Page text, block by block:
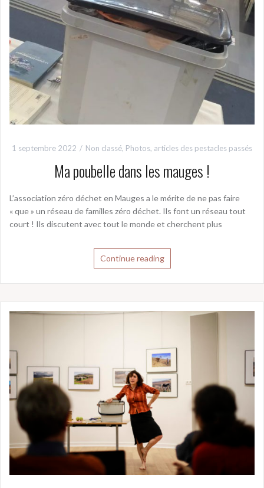
1 septembre 2022 Non classé, Photos, articles des pestacles passés
Ma poubelle dans les mauges !
L’association zéro déchet en Mauges a le mérite de ne pas faire
« que » un réseau de familles zéro déchet. Ils font un réseau tout
court ! Ils discutent avec tout le monde et cherchent plus
Continue reading